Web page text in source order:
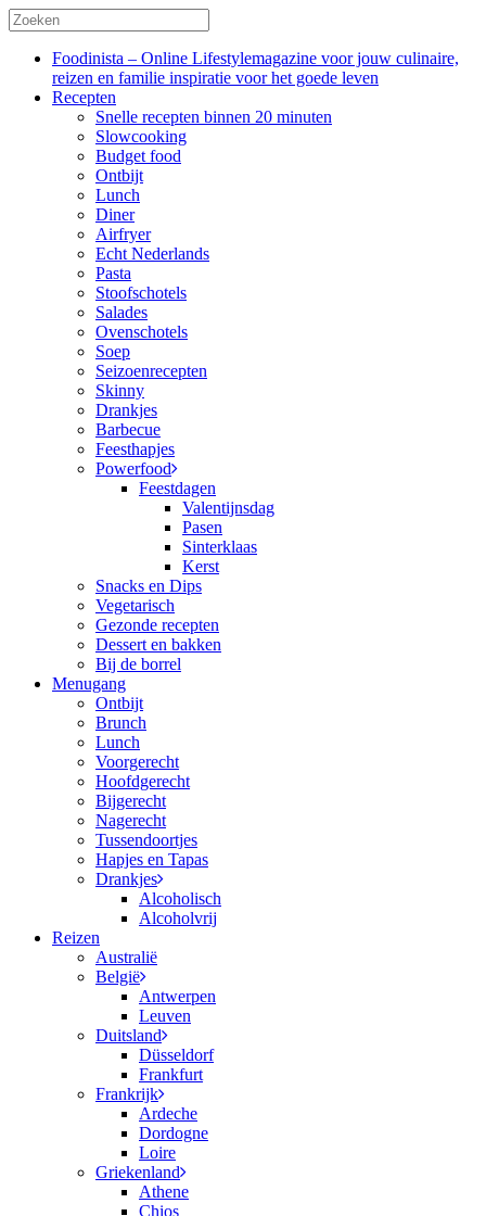
Foodinista – Online Lifestylemagazine voor jouw culinaire,
reizen en familie inspiratie voor het goede leven
Recepten
Snelle recepten binnen 20 minuten
Slowcooking
Budget food
Ontbijt
Lunch
Diner
Airfryer
Echt Nederlands
Pasta
Stoofschotels
Salades
Ovenschotels
Soep
Seizoenrecepten
Skinny
Drankjes
Barbecue
Feesthapjes
Powerfood
Feestdagen
Valentijnsdag
Pasen
Sinterklaas
Kerst
Snacks en Dips
Vegetarisch
Gezonde recepten
Dessert en bakken
Bij de borrel
Menugang
Ontbijt
Brunch
Lunch
Voorgerecht
Hoofdgerecht
Bijgerecht
Nagerecht
Tussendoortjes
Hapjes en Tapas
Drankjes
Alcoholisch
Alcoholvrij
Reizen
Australië
België
Antwerpen
Leuven
Duitsland
Düsseldorf
Frankfurt
Frankrijk
Ardeche
Dordogne
Loire
Griekenland
Athene
Chios